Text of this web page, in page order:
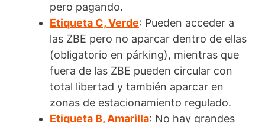
pero pagando.
Etiqueta C, Verde: Pueden acceder a
las ZBE pero no aparcar dentro de ellas
(obligatorio en párking), mientras que
fuera de las ZBE pueden circular con
total libertad y también aparcar en
zonas de estacionamiento regulado.
Etiqueta B, Amarilla: No hay grandes